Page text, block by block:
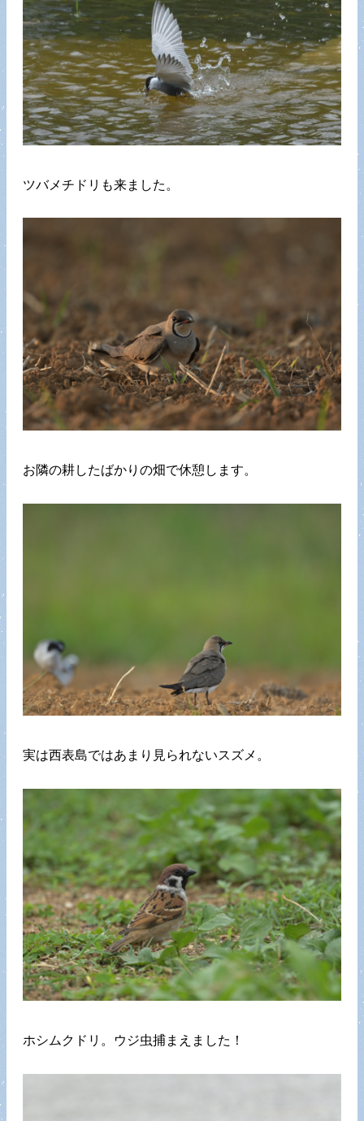
ツバメチドリも来ました。
お隣の耕したばかりの畑で休憩します。
実は西表島ではあまり見られないスズメ。
ホシムクドリ。ウジ虫捕まえました！